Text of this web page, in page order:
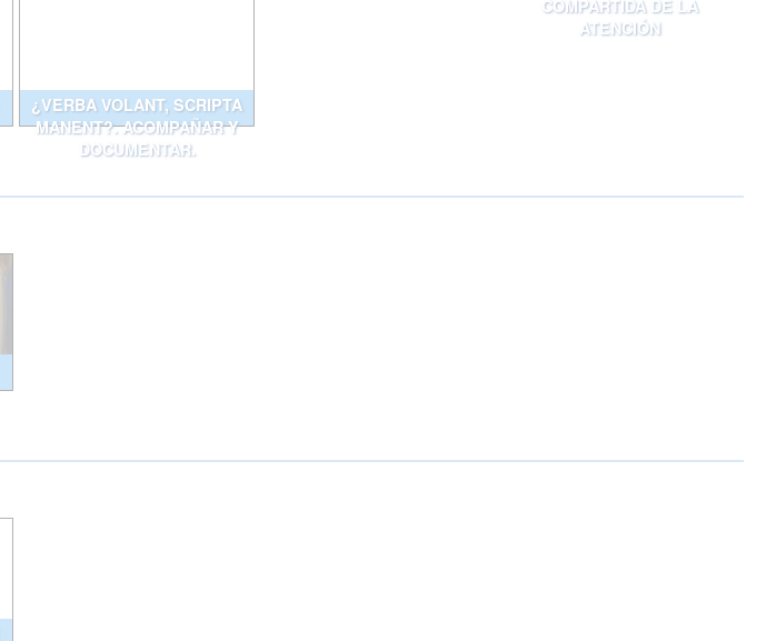
COMPARTIDA DE LA
ATENCIÓN
¿VERBA VOLANT, SCRIPTA
MANENT?. ACOMPAÑAR Y
DOCUMENTAR.